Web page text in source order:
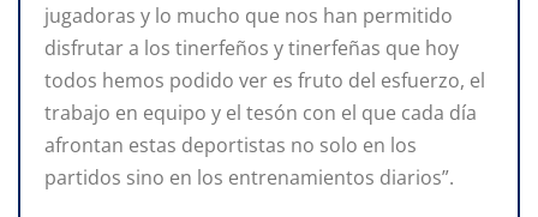
jugadoras y lo mucho que nos han permitido
disfrutar a los tinerfeños y tinerfeñas que hoy
todos hemos podido ver es fruto del esfuerzo, el
trabajo en equipo y el tesón con el que cada día
afrontan estas deportistas no solo en los
partidos sino en los entrenamientos diarios”.